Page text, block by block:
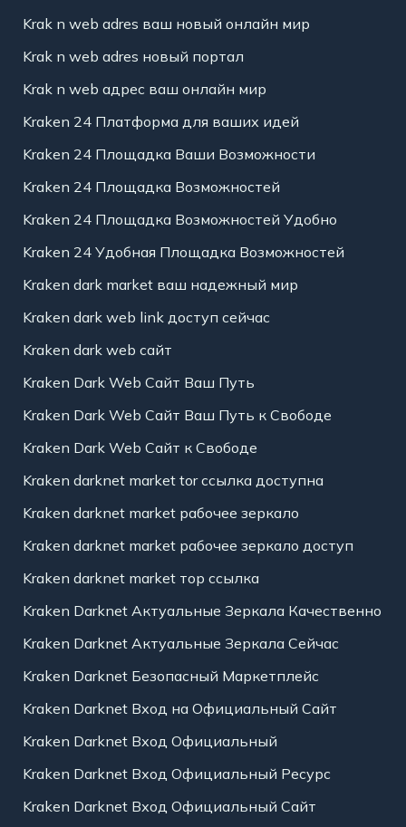
Krak n web adres ваш новый онлайн мир
Krak n web adres новый портал
Krak n web адрес ваш онлайн мир
Kraken 24 Платформа для ваших идей
Kraken 24 Площадка Ваши Возможности
Kraken 24 Площадка Возможностей
Kraken 24 Площадка Возможностей Удобно
Kraken 24 Удобная Площадка Возможностей
Kraken dark market ваш надежный мир
Kraken dark web link доступ сейчас
Kraken dark web сайт
Kraken Dark Web Сайт Ваш Путь
Kraken Dark Web Сайт Ваш Путь к Свободе
Kraken Dark Web Сайт к Свободе
Kraken darknet market tor ссылка доступна
Kraken darknet market рабочее зеркало
Kraken darknet market рабочее зеркало доступ
Kraken darknet market тор ссылка
Kraken Darknet Актуальные Зеркала Качественно
Kraken Darknet Актуальные Зеркала Сейчас
Kraken Darknet Безопасный Маркетплейс
Kraken Darknet Вход на Официальный Сайт
Kraken Darknet Вход Официальный
Kraken Darknet Вход Официальный Ресурс
Kraken Darknet Вход Официальный Сайт